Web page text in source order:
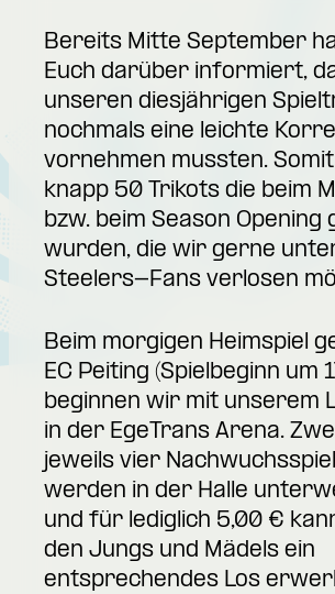
Bereits Mitte September
Euch darüber informiert,
unseren diesjährigen
nochmals eine leichte
vornehmen mussten.
knapp 50 Trikots die beim
bzw. beim Season Opening
wurden, die wir gerne
Steelers-Fans verlosen
Beim morgigen Heimspiel
EC Peiting (Spielbeginn um
beginnen wir mit unserem
in der EgeTrans Arena.
jeweils vier
werden in der Halle
und für lediglich 5,00 €
den Jungs und Mädels ein
entsprechendes Los